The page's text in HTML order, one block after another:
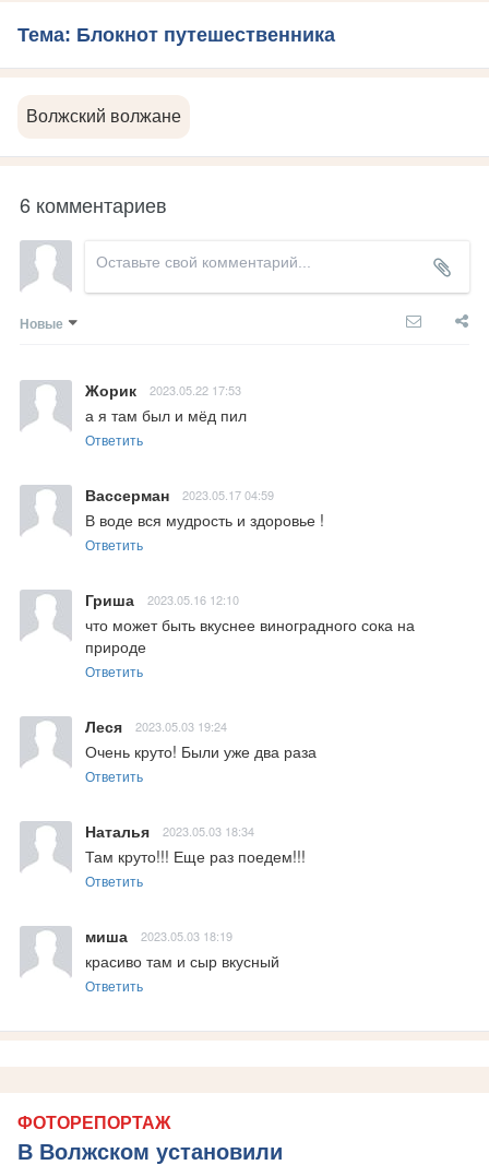
Тема: Блокнот путешественника
Волжский волжане
6 комментариев
Новые
Жорик 2023.05.22 17:53
а я там был и мёд пил
Ответить
Вассерман 2023.05.17 04:59
В воде вся мудрость и здоровье !
Ответить
Гриша 2023.05.16 12:10
что может быть вкуснее виноградного сока на
природе
Ответить
Леся 2023.05.03 19:24
Очень круто! Были уже два раза
Ответить
Наталья 2023.05.03 18:34
Там круто!!! Еще раз поедем!!!
Ответить
миша 2023.05.03 18:19
красиво там и сыр вкусный
Ответить
ФОТОРЕПОРТАЖ
В Волжском установили